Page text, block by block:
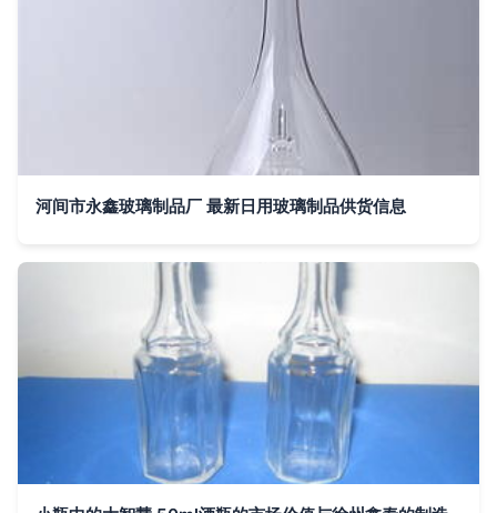
河间市永鑫玻璃制品厂 最新日用玻璃制品供货信息